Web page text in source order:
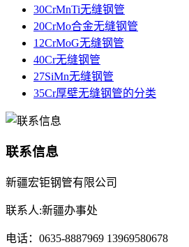
30CrMnTi无缝钢管
20CrMo合金无缝钢管
12CrMoG无缝钢管
40Cr无缝钢管
27SiMn无缝钢管
35Cr厚壁无缝钢管的分类
联系信息
新疆宏钜钢管有限公司
联系人:新疆办事处
电话：0635-8887969 13969580678